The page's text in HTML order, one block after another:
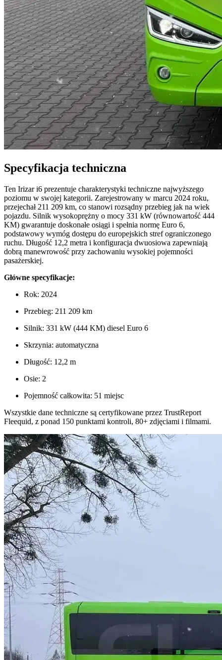
Specyfikacja techniczna
Ten Irizar i6 prezentuje charakterystyki techniczne najwyższego
poziomu w swojej kategorii. Zarejestrowany w marcu 2024 roku,
przejechał 211 209 km, co stanowi rozsądny przebieg jak na wiek
pojazdu. Silnik wysokoprężny o mocy 331 kW (równowartość 444
KM) gwarantuje doskonałe osiągi i spełnia normę Euro 6,
podstawowy wymóg dostępu do europejskich stref ograniczonego
ruchu. Długość 12,2 metra i konfiguracja dwuosiowa zapewniają
dobrą manewrowość przy zachowaniu wysokiej pojemności
pasażerskiej.
Główne specyfikacje:
Rok: 2024
Przebieg: 211 209 km
Silnik: 331 kW (444 KM) diesel Euro 6
Skrzynia: automatyczna
Długość: 12,2 m
Osie: 2
Pojemność całkowita: 51 miejsc
Wszystkie dane techniczne są certyfikowane przez TrustReport
Fleequid, z ponad 150 punktami kontroli, 80+ zdjęciami i filmami.